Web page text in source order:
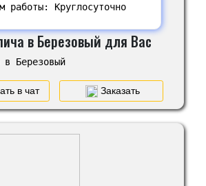
работы: Круглосуточно
в Березовый для Вас
в Березовый
в чат Заказать